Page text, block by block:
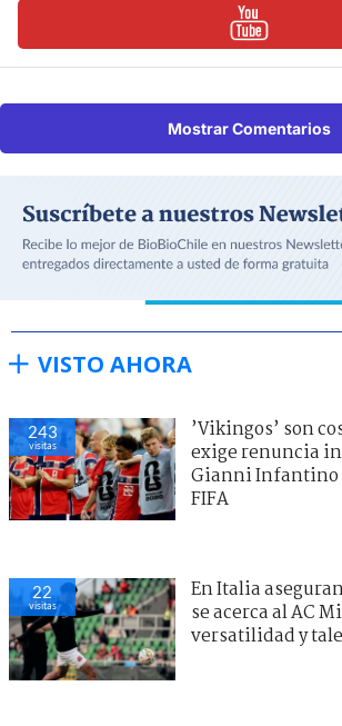
Mostrar Comentarios
VISTO AHORA
243
visitas
’Vikingos’ son
exige renuncia
Gianni Infantino
FIFA
22
visitas
En Italia
se acerca al AC
versatilidad y